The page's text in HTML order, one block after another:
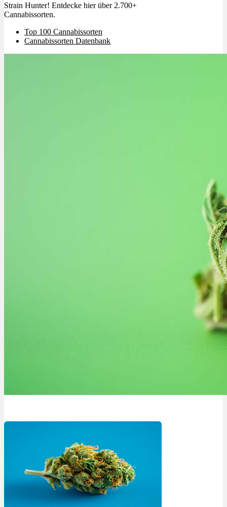
Strain Hunter! Entdecke hier über 2.700+
Cannabissorten.
Top 100 Cannabissorten
Cannabissorten Datenbank